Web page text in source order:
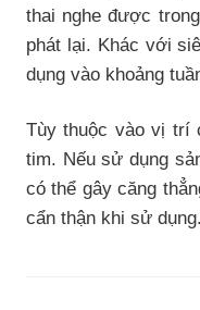
thai nghe được
phát lại. Khác với
dụng vào khoảng
Tùy thuộc vào vị trí
tim. Nếu sử dụng
có thể gây căng
cẩn thận khi sử dụng.